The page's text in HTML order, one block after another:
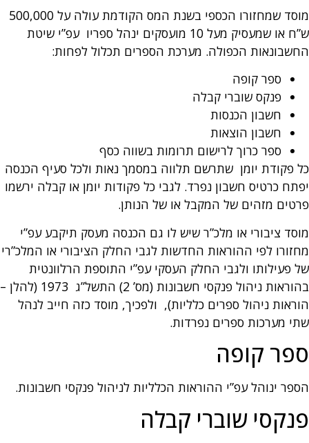
מוסד שמחזורו הכספי בשנת המס הקודמת עולה על 500,000
ש”ח או שמעסיק מעל 10 מועסקים ינהל ספריו עפ”י שיטת
החשבונאות הכפולה. מערכת הספרים תכלול לפחות:
ספר קופה
פנקס שוברי קבלה
חשבון הכנסות
חשבון הוצאות
ספר כרוך לרישום תרומות בשווה כסף
כל פקודת יומן שתרשם תלווה במסמך נאות ולכל סעיף הכנסה
יפתח כרטיס חשבון נפרד. לגבי כל פקודות יומן או קבלה ירשמו
פרטים מזהים של המקבל או של הנותן.
מוסד ציבורי או מלכ”ר שיש לו גם הכנסה מעסק תיקבע עפ”י
מחזורו לפי ההוראות החדשות לגבי החלק הציבורי או המלכ”רי
של פעילותו ולגבי החלק העסקי עפ”י התוספת הרלוונטית
בהוראות ניהול פנקסי חשבונות (מס’ 2) התשל”ג 1973 (להלן –
הוראות ניהול ספרים כלליות), ולפכיך, מוסד כזה חייב לנהל
שתי מערכות ספרים נפרדות.
ספר קופה
הספר ינוהל עפ”י ההוראות הכלליות לניהול פנקסי חשבונות.
פנקסי שוברי קבלה